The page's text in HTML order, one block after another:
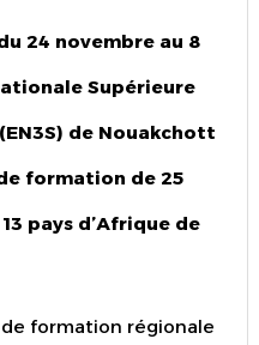
24 novembre au 8
Supérieure
de Nouakchott
formation de 25
pays d’Afrique de
formation régionale